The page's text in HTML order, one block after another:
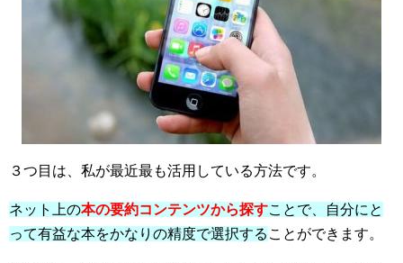
３つ目は、私が最近最も活用している方法です。
ネット上の本の要約コンテンツから探すことで、自分にと
って有益な本をかなりの精度で選択する ことができます。